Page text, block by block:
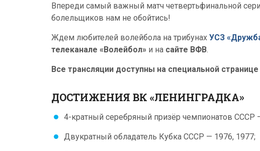
Впереди самый важный матч четвертьфинальной
болельщиков нам не обойтись!
Ждем любителей волейбола на трибунах УСЗ
телеканале «Волейбол» и на сайте ВФВ.
Все трансляции доступны на специальной странице
ДОСТИЖЕНИЯ ВК «ЛЕНИНГРАДКА»
4-кратный серебряный призёр чемпионатов СССР
Двукратный обладатель Кубка СССР — 1976, 1977;